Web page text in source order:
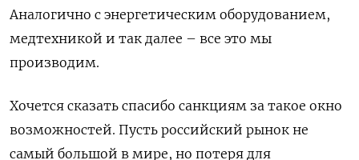
Аналогично с энергетическим оборудованием,
медтехникой и так далее – все это мы
производим.
Хочется сказать спасибо санкциям за такое окно
возможностей. Пусть российский рынок не
самый большой в мире, но потеря для